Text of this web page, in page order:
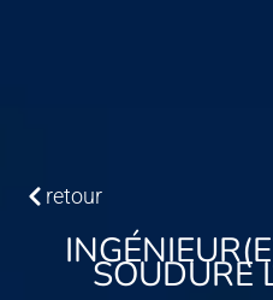
retour
SOUDURE